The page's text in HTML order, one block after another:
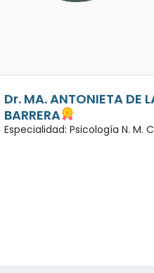
Dr. MA. ANTONIETA DE
BARRERA
Especialidad: Psicología N. M.